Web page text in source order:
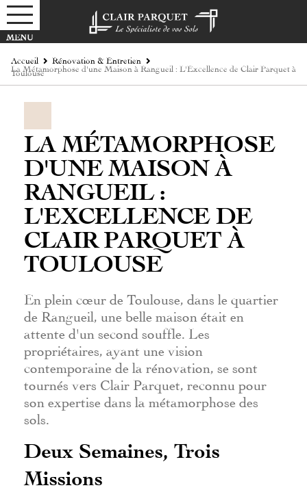
Accueil
Rénovation & Entretien
La Métamorphose d'une Maison à Rangueil : L'Excellence de Clair Parquet à
Toulouse
LA MÉTAMORPHOSE
D'UNE MAISON À
RANGUEIL :
L'EXCELLENCE DE
CLAIR PARQUET À
TOULOUSE
En plein cœur de Toulouse, dans le quartier
de Rangueil, une belle maison était en
attente d'un second souffle. Les
propriétaires, ayant une vision
contemporaine de la rénovation, se sont
tournés vers Clair Parquet, reconnu pour
son expertise dans la métamorphose des
sols.
Deux Semaines, Trois
Missions